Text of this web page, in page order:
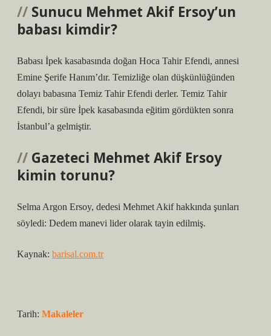
Sunucu Mehmet Akif Ersoy’un
babası kimdir?
Babası İpek kasabasında doğan Hoca Tahir Efendi, annesi
Emine Şerife Hanım’dır. Temizliğe olan düşkünlüğünden
dolayı babasına Temiz Tahir Efendi derler. Temiz Tahir
Efendi, bir süre İpek kasabasında eğitim gördükten sonra
İstanbul’a gelmiştir.
Gazeteci Mehmet Akif Ersoy
kimin torunu?
Selma Argon Ersoy, dedesi Mehmet Akif hakkında şunları
söyledi: Dedem manevi lider olarak tayin edilmiş.
Kaynak: barisal.com.tr
Tarih: Makaleler